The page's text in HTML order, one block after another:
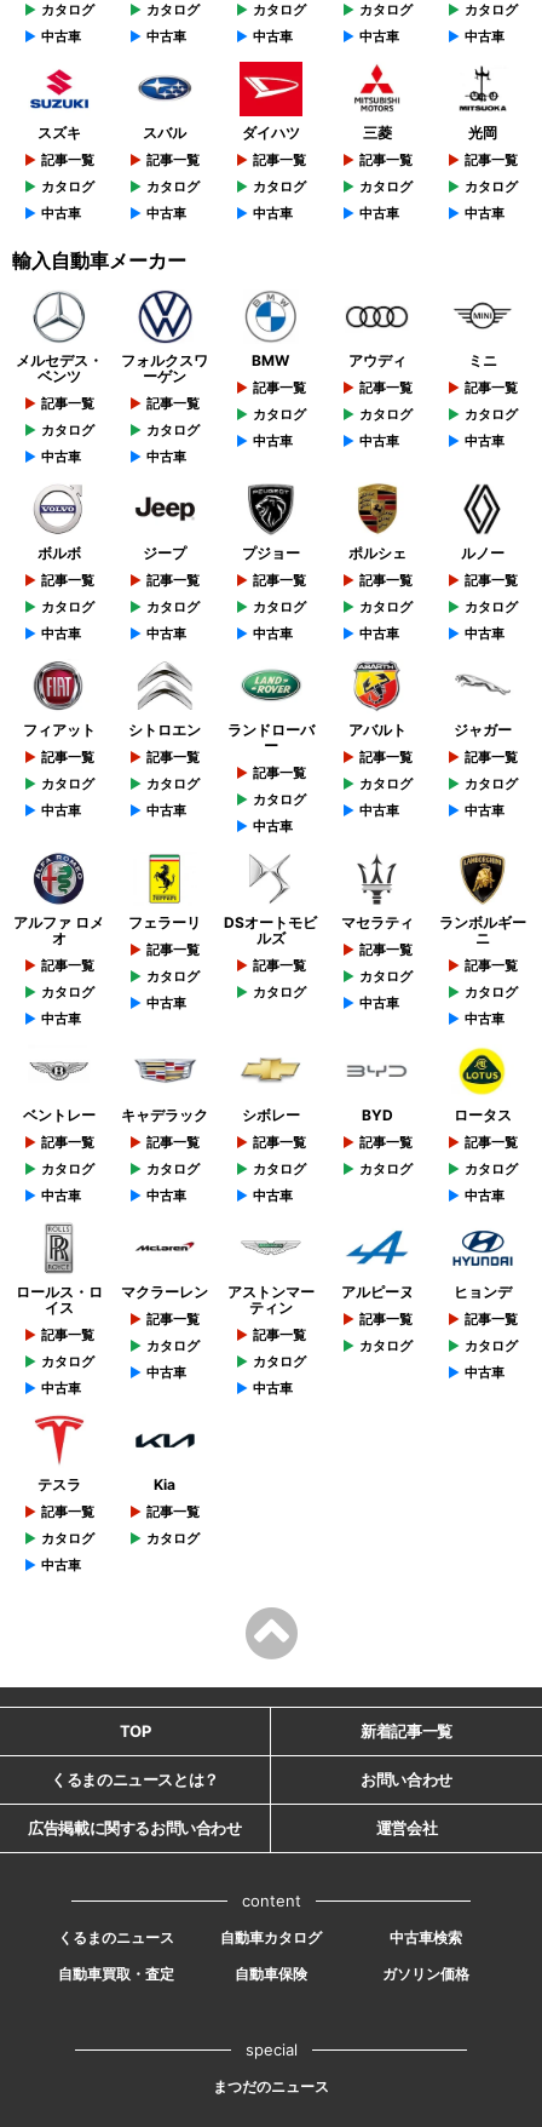
カタログ
中古車
カタログ
中古車
カタログ
中古車
カタログ
中古車
カタログ
中古車
スズキ
記事一覧
カタログ
中古車
スバル
記事一覧
カタログ
中古車
ダイハツ
記事一覧
カタログ
中古車
三菱
記事一覧
カタログ
中古車
光岡
記事一覧
カタログ
中古車
輸入自動車メーカー
メルセデス・
ベンツ
記事一覧
カタログ
中古車
フォルクスワ
ーゲン
記事一覧
カタログ
中古車
BMW
記事一覧
カタログ
中古車
アウディ
記事一覧
カタログ
中古車
ミニ
記事一覧
カタログ
中古車
ボルボ
記事一覧
カタログ
中古車
ジープ
記事一覧
カタログ
中古車
プジョー
記事一覧
カタログ
中古車
ポルシェ
記事一覧
カタログ
中古車
ルノー
記事一覧
カタログ
中古車
フィアット
記事一覧
カタログ
中古車
シトロエン
記事一覧
カタログ
中古車
ランドローバ
ー
記事一覧
カタログ
中古車
アバルト
記事一覧
カタログ
中古車
ジャガー
記事一覧
カタログ
中古車
アルファ ロメ
オ
記事一覧
カタログ
中古車
フェラーリ
記事一覧
カタログ
中古車
DSオートモビ
ルズ
記事一覧
カタログ
マセラティ
記事一覧
カタログ
中古車
ランボルギー
ニ
記事一覧
カタログ
中古車
ベントレー
記事一覧
カタログ
中古車
キャデラック
記事一覧
カタログ
中古車
シボレー
記事一覧
カタログ
中古車
BYD
記事一覧
カタログ
ロータス
記事一覧
カタログ
中古車
ロールス・ロ
イス
記事一覧
カタログ
中古車
マクラーレン
記事一覧
カタログ
中古車
アストンマー
ティン
記事一覧
カタログ
中古車
アルピーヌ
記事一覧
カタログ
ヒョンデ
記事一覧
カタログ
中古車
テスラ
記事一覧
カタログ
中古車
Kia
記事一覧
カタログ
TOP 新着記事一覧
くるまのニュースとは？ お問い合わせ
広告掲載に関するお問い合わせ 運営会社
content
くるまのニュース 自動車カタログ
中古車検索
自動車買取・査定
自動車保険 ガソリン価格
special
まつだのニュース